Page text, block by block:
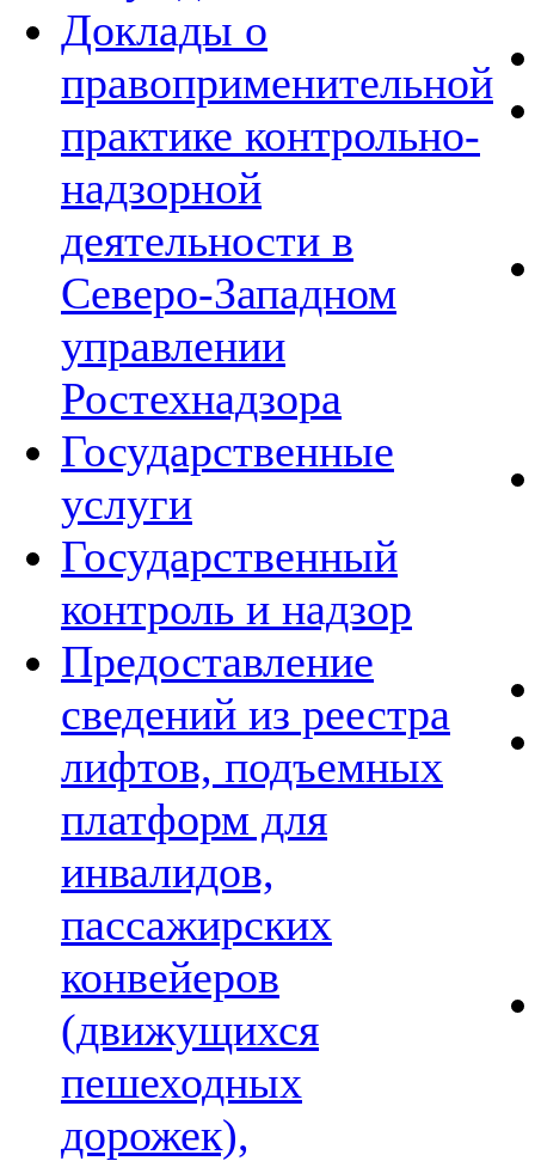
Доклады о
правоприменительной
практике контрольно-
надзорной
деятельности в
Северо-Западном
управлении
Ростехнадзора
Государственные
услуги
Государственный
контроль и надзор
Предоставление
сведений из реестра
лифтов, подъемных
платформ для
инвалидов,
пассажирских
конвейеров
(движущихся
пешеходных
дорожек),